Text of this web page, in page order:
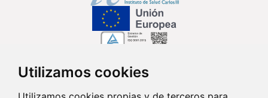
Utilizamos cookies
Síguenos en...